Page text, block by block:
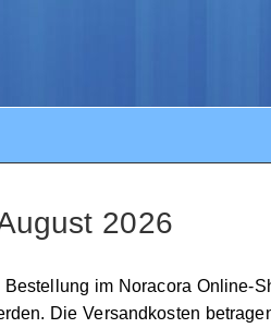
2026
im Noracora Online-
Die Versandkosten